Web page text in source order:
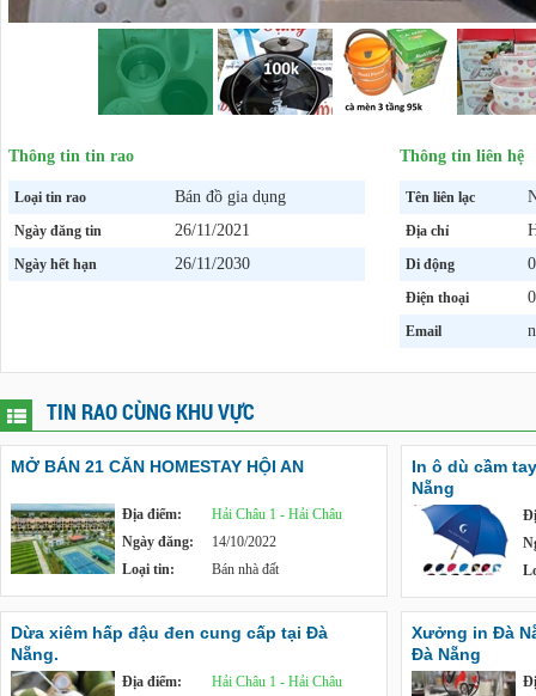
Thông tin tin rao
Loại tin rao Bán đồ gia dụng
Ngày đăng tin 26/11/2021
Ngày hết hạn 26/11/2030
Thông tin liên hệ
Tên liên lạc
Địa chỉ
Di động
Điện thoại
Email
TIN RAO CÙNG KHU VỰC
MỞ BÁN 21 CĂN HOMESTAY HỘI AN
Địa điểm:
Hải Châu 1 - Hải Châu
Ngày đăng:
14/10/2022
Loại tin:
Bán nhà đất
In ô dù cầm
Nẵng
Dừa xiêm hấp đậu đen cung cấp tại Đà
Nẵng.
Địa điểm:
Hải Châu 1 - Hải Châu
Xưởng in Đà
Đà Nẵng